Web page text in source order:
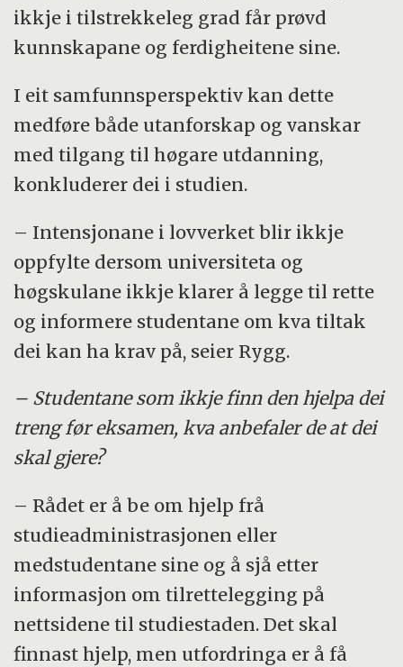
ikkje i tilstrekkeleg grad får prøvd
kunnskapane og ferdigheitene sine.
I eit samfunnsperspektiv kan dette
medføre både utanforskap og vanskar
med tilgang til høgare utdanning,
konkluderer dei i studien.
– Intensjonane i lovverket blir ikkje
oppfylte dersom universiteta og
høgskulane ikkje klarer å legge til rette
og informere studentane om kva tiltak
dei kan ha krav på, seier Rygg.
– Studentane som ikkje finn den hjelpa dei
treng før eksamen, kva anbefaler de at dei
skal gjere?
– Rådet er å be om hjelp frå
studieadministrasjonen eller
medstudentane sine og å sjå etter
informasjon om tilrettelegging på
nettsidene til studiestaden. Det skal
finnast hjelp, men utfordringa er å få